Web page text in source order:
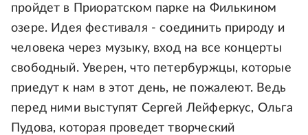
пройдет в Приоратском парке на Филькином
озере. Идея фестиваля - соединить природу и
человека через музыку, вход на все концерты
свободный. Уверен, что петербуржцы, которые
приедут к нам в этот день, не пожалеют. Ведь
перед ними выступят Сергей Лейферкус, Ольга
Пудова, которая проведет творческий